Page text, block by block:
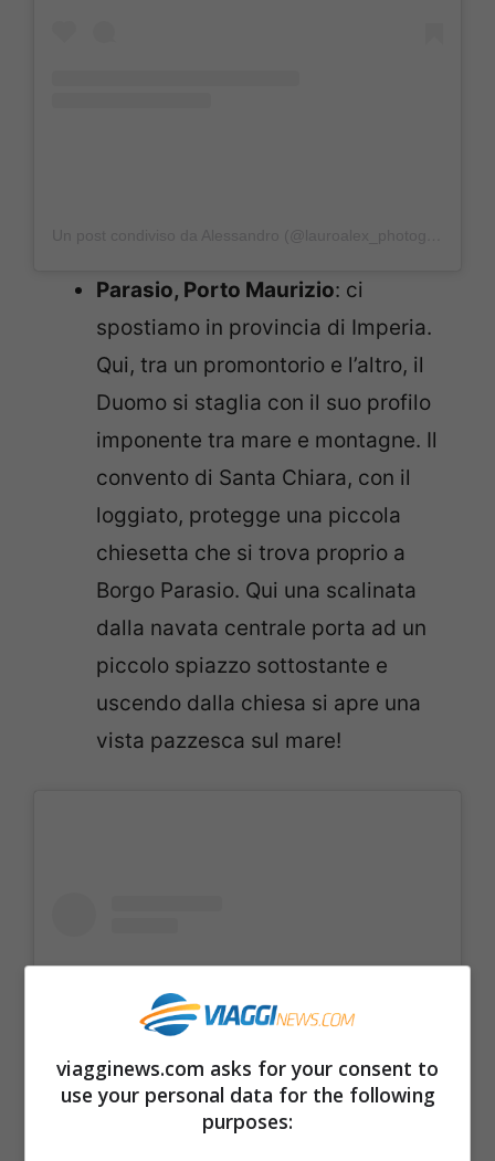
Parasio, Porto Maurizio: ci
spostiamo in provincia di Imperia.
Qui, tra un promontorio e l’altro, il
Duomo si staglia con il suo profilo
imponente tra mare e montagne. Il
convento di Santa Chiara, con il
loggiato, protegge una piccola
chiesetta che si trova proprio a
Borgo Parasio. Qui una scalinata
dalla navata centrale porta ad un
piccolo spiazzo sottostante e
uscendo dalla chiesa si apre una
vista pazzesca sul mare!
viagginews.com asks for your consent to
use your personal data for the following
purposes: